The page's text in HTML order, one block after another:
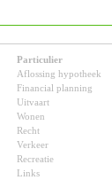
Particulier
Aflossing hypotheek
Financial planning
Uitvaart
Wonen
Recht
Verkeer
Recreatie
Links